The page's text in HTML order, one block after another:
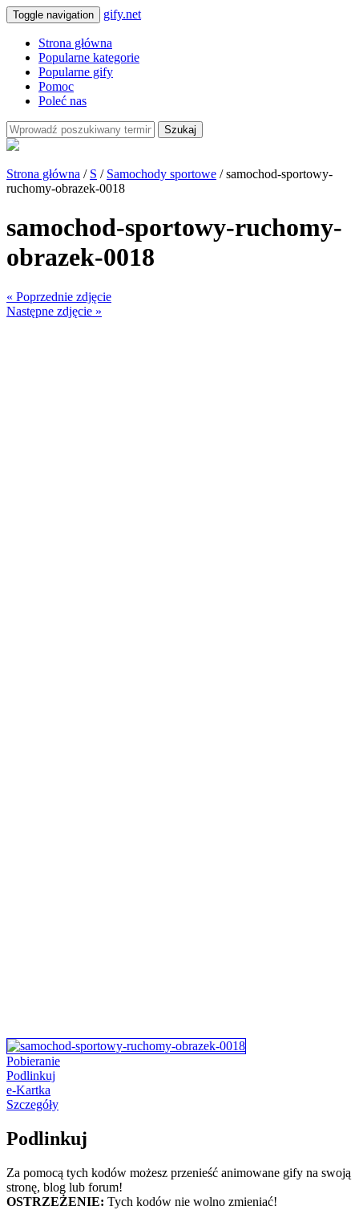
Toggle navigation gify.net
Strona główna
Popularne kategorie
Popularne gify
Pomoc
Poleć nas
Szukaj
Strona główna / S / Samochody sportowe / samochod-sportowy-
ruchomy-obrazek-0018
samochod-sportowy-ruchomy-
obrazek-0018
« Poprzednie zdjęcie
Następne zdjęcie »
Pobieranie
Podlinkuj
e-Kartka
Szczegóły
Podlinkuj
Za pomocą tych kodów możesz przenieść animowane gify na swoją
stronę, blog lub forum!
OSTRZEŻENIE: Tych kodów nie wolno zmieniać!